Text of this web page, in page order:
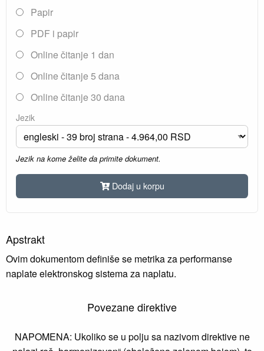
Papir
PDF i papir
Online čitanje 1 dan
Online čitanje 5 dana
Online čitanje 30 dana
Jezik
Jezik na kome želite da primite dokument.
Dodaj u korpu
Apstrakt
Ovim dokumentom definiše se metrika za performanse
naplate elektronskog sistema za naplatu.
Povezane direktive
NAPOMENA: Ukoliko se u polju sa nazivom direktive ne